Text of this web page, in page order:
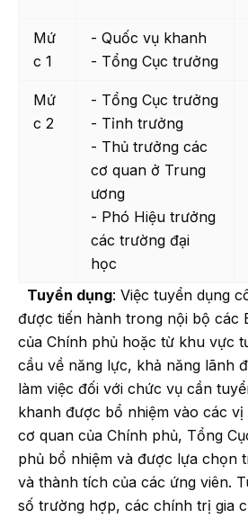
Mứ
c 1
- Quốc vụ khanh
- Tổng Cục trưởng
Mứ
c 2
- Tổng Cục trưởng
- Tỉnh trưởng
- Thủ trưởng các
cơ quan ở Trung
ương
- Phó Hiệu trưởng
các trường đại
học
Tuyển dụng: Việc tuyển dụng
được tiến hành trong nội bộ các
của Chính phủ hoặc từ khu vực
cầu về năng lực, khả năng lãnh
làm việc đối với chức vụ cần
khanh được bổ nhiệm vào các
cơ quan của Chính phủ, Tổng
phủ bổ nhiệm và được lựa chọn
và thành tích của các ứng viên.
số trường hợp, các chính trị gia